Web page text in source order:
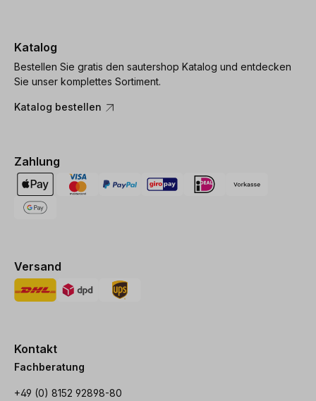
Katalog
Bestellen Sie gratis den sautershop Katalog und entdecken
Sie unser komplettes Sortiment.
Katalog bestellen
Zahlung
Versand
Kontakt
Fachberatung
+49 (0) 8152 92898-80